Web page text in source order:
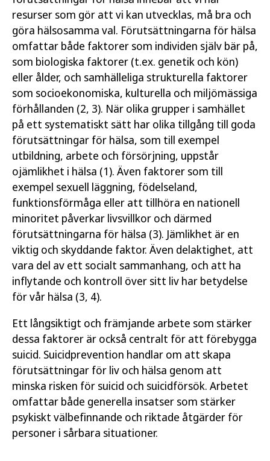
resurser som gör att vi kan utvecklas, må bra och
göra hälsosamma val. Förutsättningarna för hälsa
omfattar både faktorer som individen själv bär på,
som biologiska faktorer (t.ex. genetik och kön)
eller ålder, och samhälleliga strukturella faktorer
som socioekonomiska, kulturella och miljömässiga
förhållanden (2, 3). När olika grupper i samhället
på ett systematiskt sätt har olika tillgång till goda
förutsättningar för hälsa, som till exempel
utbildning, arbete och försörjning, uppstår
ojämlikhet i hälsa (1). Även faktorer som till
exempel sexuell läggning, födelseland,
funktionsförmåga eller att tillhöra en nationell
minoritet påverkar livsvillkor och därmed
förutsättningarna för hälsa (3). Jämlikhet är en
viktig och skyddande faktor. Även delaktighet, att
vara del av ett socialt sammanhang, och att ha
inflytande och kontroll över sitt liv har betydelse
för vår hälsa (3, 4).
Ett långsiktigt och främjande arbete som stärker
dessa faktorer är också centralt för att förebygga
suicid. Suicidprevention handlar om att skapa
förutsättningar för liv och hälsa genom att
minska risken för suicid och suicidförsök. Arbetet
omfattar både generella insatser som stärker
psykiskt välbefinnande och riktade åtgärder för
personer i sårbara situationer.